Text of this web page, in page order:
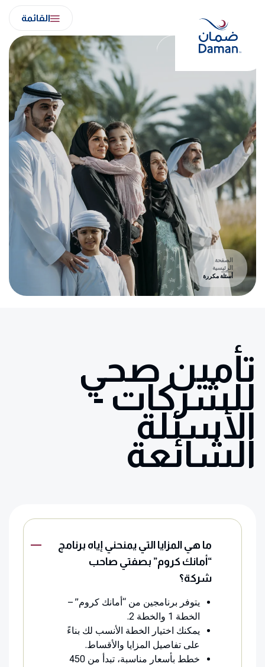
content
القائمة
الصفحة
الرئيسية
أسئلة مكررة
تأمين صحي
للشركات -
الأسئلة
الشائعة
ما هي المزايا التي يمنحني إياه برنامج
“أمانك كروم” بصفتي صاحب
شركة؟
يتوفر برنامجين من “أمانك كروم” –
الخطة 1 والخطة 2.
يمكنك اختيار الخطة الأنسب لك بناءً
على تفاصيل المزايا والأقساط.
خطط بأسعار مناسبة، تبدأ من 450